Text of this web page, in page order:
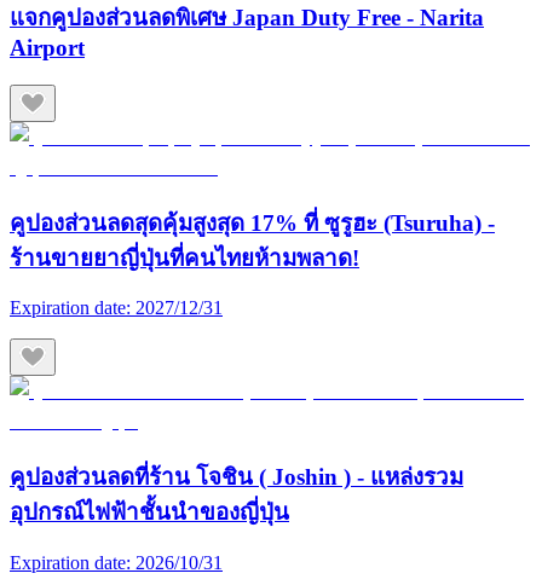
แจกคูปองส่วนลดพิเศษ Japan Duty Free - Narita
Airport
คูปองส่วนลดสุดคุ้มสูงสุด 17% ที่ ซูรูฮะ (Tsuruha) -
ร้านขายยาญี่ปุ่นที่คนไทยห้ามพลาด!
Expiration date: 2027/12/31
คูปองส่วนลดที่ร้าน โจชิน ( Joshin ) - แหล่งรวม
อุปกรณ์ไฟฟ้าชั้นนำของญี่ปุ่น
Expiration date: 2026/10/31